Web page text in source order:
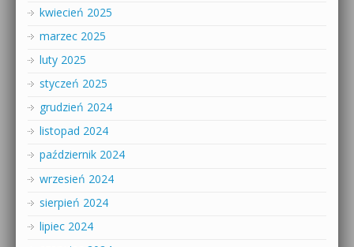
kwiecień 2025
marzec 2025
luty 2025
styczeń 2025
grudzień 2024
listopad 2024
październik 2024
wrzesień 2024
sierpień 2024
lipiec 2024